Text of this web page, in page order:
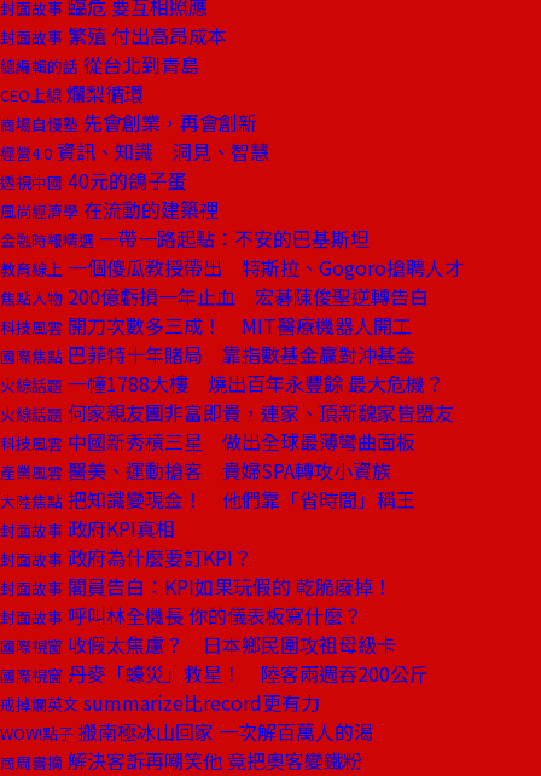
封面故事 臨危 要互相照應
封面故事 繁殖 付出高昂成本
總編輯的話 從台北到青島
CEO上線 爛梨循環
商場自慢塾 先會創業，再會創新
經營4.0 資訊、知識 洞見、智慧
透視中國 40元的鴿子蛋
風尚經濟學 在流動的建築裡
金融時報精選 一帶一路起點：不安的巴基斯坦
教育線上 一個傻瓜教授帶出 特斯拉、Gogoro搶聘人才
焦點人物 200億虧損一年止血 宏碁陳俊聖逆轉告白
科技風雲 開刀次數多三成！ MIT醫療機器人開工
國際焦點 巴菲特十年賭局 靠指數基金贏對沖基金
火線話題 一幢1788大樓 燒出百年永豐餘 最大危機？
火線話題 何家親友團非富即貴，連家、頂新魏家皆盟友
科技風雲 中國新秀槓三星 做出全球最薄彎曲面板
產業風雲 醫美、運動搶客 貴婦SPA轉攻小資族
大陸焦點 把知識變現金！ 他們靠「省時間」稱王
封面故事 政府KPI真相
封面故事 政府為什麼要訂KPI？
封面故事 閣員告白：KPI如果玩假的 乾脆廢掉！
封面故事 呼叫林全機長 你的儀表板寫什麼？
國際視窗 收假太焦慮？ 日本鄉民圍攻祖母級卡
國際視窗 丹麥「蠔災」救星！ 陸客兩週吞200公斤
戒掉爛英文 summarize比record更有力
WOW!點子 搬南極冰山回家 一次解百萬人的渴
商周書摘 解決客訴再嘲笑他 竟把奧客變鐵粉